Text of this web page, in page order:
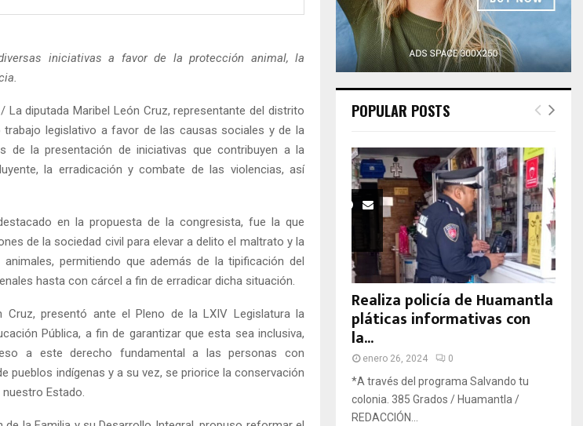
iniciativas a favor de la protección animal, la
La diputada Maribel León Cruz, representante del distrito
legislativo a favor de las causas sociales y de la
de la presentación de iniciativas que contribuyen a la
la erradicación y combate de las violencias, así
en la propuesta de la congresista, fue la que
de la sociedad civil para elevar a delito el maltrato y la
permitiendo que además de la tipificación del
hasta con cárcel a fin de erradicar dicha situación.
presentó ante el Pleno de la LXIV Legislatura la
Pública, a fin de garantizar que esta sea inclusiva,
a este derecho fundamental a las personas con
pueblos indígenas y a su vez, se priorice la conservación
Estado.
POPULAR POSTS
Realiza policía de Huamantla
pláticas informativas con
la...
enero 26, 2024 0
*A través del programa Salvando tu
colonia. 385 Grados / Huamantla /
REDACCIÓN...